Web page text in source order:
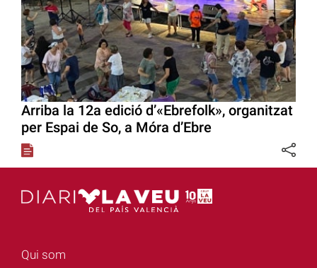
Arriba la 12a edició d’«Ebrefolk», organitzat
per Espai de So, a Móra d’Ebre
Qui som